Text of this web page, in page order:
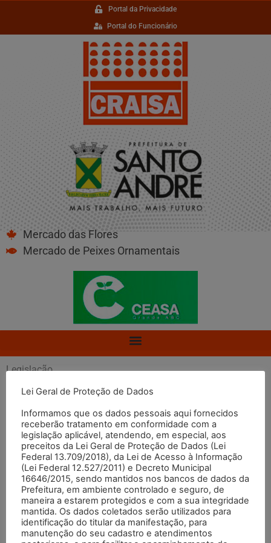
Portal da Privacidade
Portal do Funcionário
Mercado das Flores
Mercado de Peixes Ornamentais
Legislação
Voltar para página Legislação
ÚLTIMA VERSÃO DA
LEI DE CRIAÇÃO DA
Lei Geral de Proteção de Dados
Informamos que os dados pessoais aqui fornecidos
receberão tratamento em conformidade com a
legislação aplicável, atendendo, em especial, aos
preceitos da Lei Geral de Proteção de Dados (Lei
Federal 13.709/2018), da Lei de Acesso à Informação
(Lei Federal 12.527/2011) e Decreto Municipal
16646/2015, sendo mantidos nos bancos de dados da
Prefeitura, em ambiente controlado e seguro, de
maneira a estarem protegidos e com a sua integridade
mantida. Os dados coletados serão utilizados para
identificação do titular da manifestação, para
manutenção do seu cadastro e atendimentos